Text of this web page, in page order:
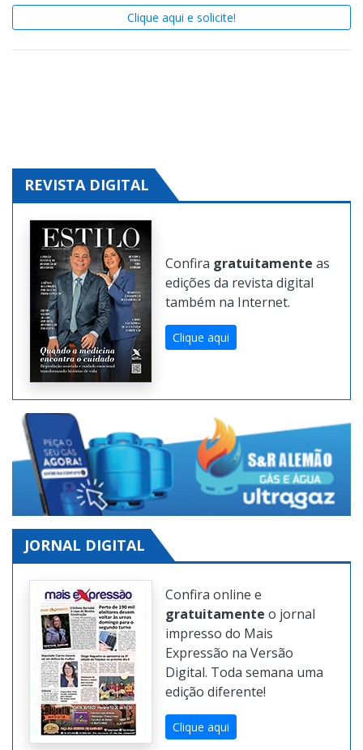
Clique aqui e solicite!
REVISTA DIGITAL
Confira gratuitamente as
edições da revista digital
também na Internet.
Clique aqui
JORNAL DIGITAL
Confira online e
gratuitamente o jornal
impresso do Mais
Expressão na Versão
Digital. Toda semana uma
edição diferente!
Clique aqui